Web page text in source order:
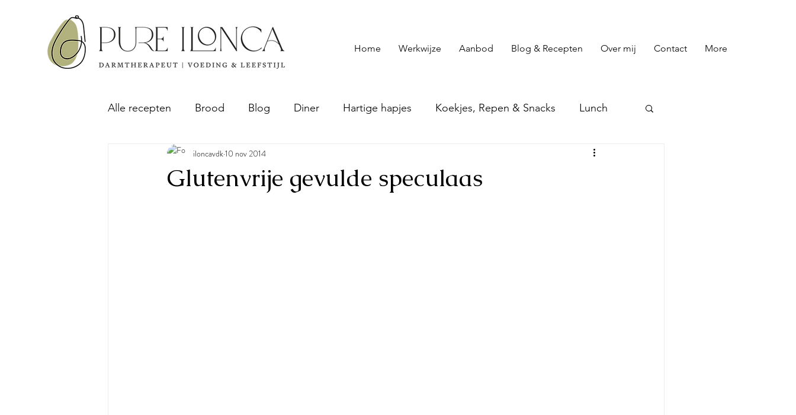
Home Werkwijze Aanbod Blog & Recepten Over mij Contact More
Alle recepten Brood Blog Diner Hartige hapjes Koekjes, Repen & Snacks Lunch
Sap & Pulp recepten Toetjes
Glutenvrije gevulde speculaas
iloncavdk10 nov 2014